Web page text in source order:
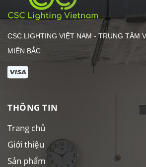
CSC LIGHTING VIỆT NAM - TRUNG TÂM
MIỀN BẮC
THÔNG TIN
Trang chủ
Giới thiệu
Sản phẩm